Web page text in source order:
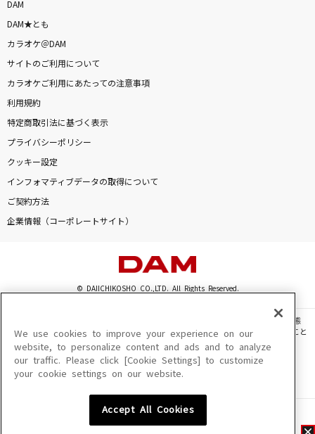
DAM
DAM★とも
カラオケ＠DAM
サイトのご利用について
カラオケご利用にあたっての注意事項
利用規約
特定商取引法に基づく表示
プライバシーポリシー
クッキー設定
インフォマティブデータの取得について
ご契約方法
企業情報（コーポレートサイト）
© DAIICHIKOSHO CO.,LTD. All Rights Reserved.
このサイトに掲載されている一切の文章・画像・写真・動画・音声等を、手段や形態
を問わず、著作権法の定める範囲を超えて無断で複製、転載、ファイル化などすること
を禁じます。
楽曲及びコンテンツは、機種によりご利用いただけない場合があります。
楽曲及びコンテンツの配信日、配信内容が変更になる場合があります。
We use cookies to improve your experience on our
website, to personalize content and ads and to analyze
our traffic. Please click [Cookie Settings] to customize
your cookie settings on our website.
Accept All Cookies